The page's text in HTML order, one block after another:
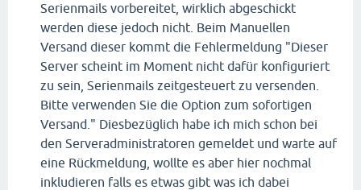
Serienmails vorbereitet, wirklich abgeschickt
werden diese jedoch nicht. Beim Manuellen
Versand dieser kommt die Fehlermeldung "Dieser
Server scheint im Moment nicht dafür konfiguriert
zu sein, Serienmails zeitgesteuert zu versenden.
Bitte verwenden Sie die Option zum sofortigen
Versand." Diesbezüglich habe ich mich schon bei
den Serveradministratoren gemeldet und warte auf
eine Rückmeldung, wollte es aber hier nochmal
inkludieren falls es etwas gibt was ich dabei